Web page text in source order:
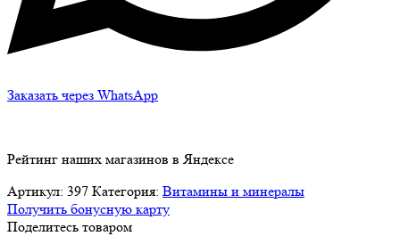
Заказать через WhatsApp
Рейтинг наших магазинов в Яндексе
Артикул: 397 Категория: Витамины и минералы
Получить бонусную карту
Поделитесь товаром